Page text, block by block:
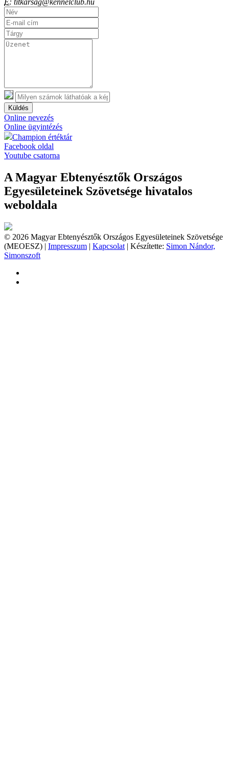
E: titkarsag@kennelclub.hu
Küldés
Online nevezés
Online ügyintézés
Champion értéktár
Facebook oldal
Youtube csatorna
A Magyar Ebtenyésztők Országos
Egyesületeinek Szövetsége hivatalos
weboldala
© 2026 Magyar Ebtenyésztők Országos Egyesületeinek Szövetsége
(MEOESZ) | Impresszum | Kapcsolat | Készítette: Simon Nándor,
Simonszoft